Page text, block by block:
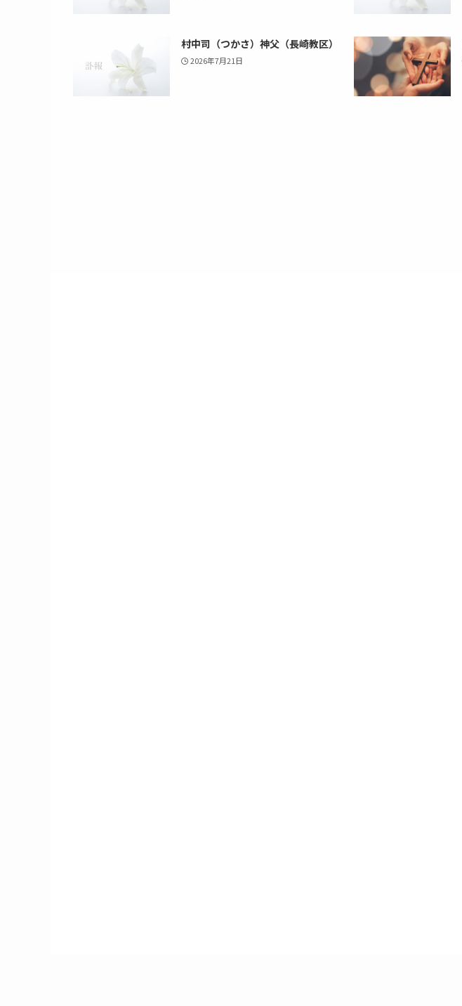
村中司（つかさ）神父（長崎教区）
2026年7月21日